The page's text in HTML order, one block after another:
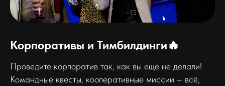
Корпоративы и Тимбилдинги🔥
Проведите корпоратив так, как вы еще не делали!
Командные квесты, кооперативные миссии – всё,